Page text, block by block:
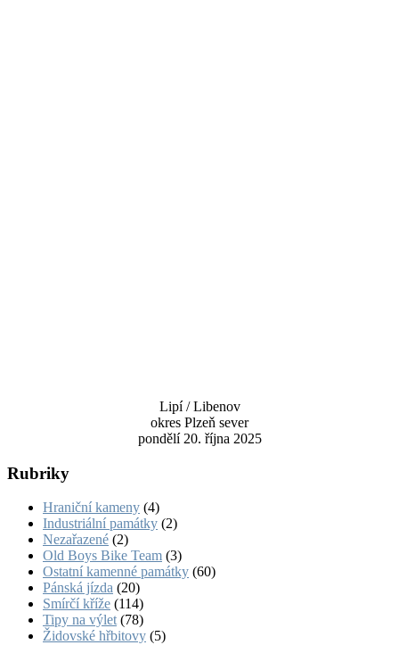
Lipí / Libenov
okres Plzeň sever
pondělí 20. října 2025
Rubriky
Hraniční kameny (4)
Industriální památky (2)
Nezařazené (2)
Old Boys Bike Team (3)
Ostatní kamenné památky (60)
Pánská jízda (20)
Smírčí kříže (114)
Tipy na výlet (78)
Židovské hřbitovy (5)